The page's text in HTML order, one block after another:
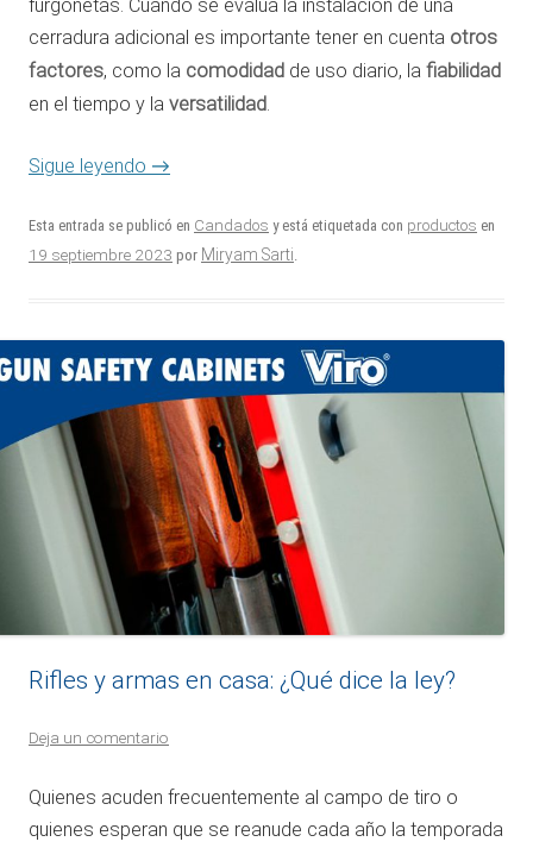
furgonetas. Cuando se evalúa la instalación de una
cerradura adicional es importante tener en cuenta otros
factores, como la comodidad de uso diario, la fiabilidad
en el tiempo y la versatilidad.
Sigue leyendo →
Esta entrada se publicó en Candados y está etiquetada con productos en
19 septiembre 2023 por Miryam Sarti.
Rifles y armas en casa: ¿Qué dice la ley?
Deja un comentario
Quienes acuden frecuentemente al campo de tiro o
quienes esperan que se reanude cada año la temporada